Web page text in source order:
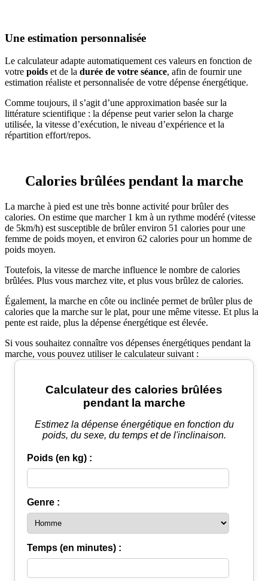
Une estimation personnalisée
Le calculateur adapte automatiquement ces valeurs en fonction de
votre poids et de la durée de votre séance, afin de fournir une
estimation réaliste et personnalisée de votre dépense énergétique.
Comme toujours, il s’agit d’une approximation basée sur la
littérature scientifique : la dépense peut varier selon la charge
utilisée, la vitesse d’exécution, le niveau d’expérience et la
répartition effort/repos.
Calories brûlées pendant la marche
La marche à pied est une très bonne activité pour brûler des
calories. On estime que marcher 1 km à un rythme modéré (vitesse
de 5km/h) est susceptible de brûler environ 51 calories pour une
femme de poids moyen, et environ 62 calories pour un homme de
poids moyen.
Toutefois, la vitesse de marche influence le nombre de calories
brûlées. Plus vous marchez vite, et plus vous brûlez de calories.
Également, la marche en côte ou inclinée permet de brûler plus de
calories que la marche sur le plat, pour une même vitesse. Et plus la
pente est raide, plus la dépense énergétique est élevée.
Si vous souhaitez connaître vos dépenses énergétiques pendant la
marche, vous pouvez utiliser le calculateur suivant :
Calculateur des calories brûlées
pendant la marche
Estimez la dépense énergétique en fonction du
poids, du sexe, du temps et de l'inclinaison.
Poids (en kg) :
Genre :
Temps (en minutes) :